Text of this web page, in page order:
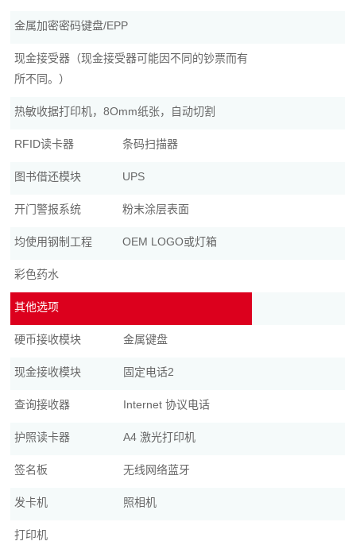
金属加密密码键盘/EPP
现金接受器（现金接受器可能因不同的钞票而有
所不同。）
热敏收据打印机，8Omm纸张，自动切割
RFID读卡器 条码扫描器
图书借还模块 UPS
开门警报系统 粉末涂层表面
均使用钢制工程 OEM LOGO或灯箱
彩色药水
其他选项
硬币接收模块 金属键盘
现金接收模块 固定电话2
查询接收器 Internet 协议电话
护照读卡器 A4 激光打印机
签名板 无线网络蓝牙
发卡机 照相机
打印机